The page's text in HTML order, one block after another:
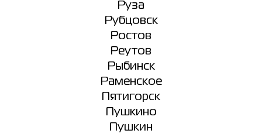
Руза
Рубцовск
Ростов
Реутов
Рыбинск
Раменское
Пятигорск
Пушкино
Пушкин